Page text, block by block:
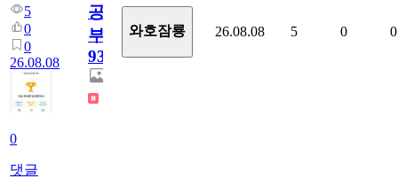
5
0
0
26.08.08
0
댓글
공
부
931
와호잠룡 26.08.08 5 0 0